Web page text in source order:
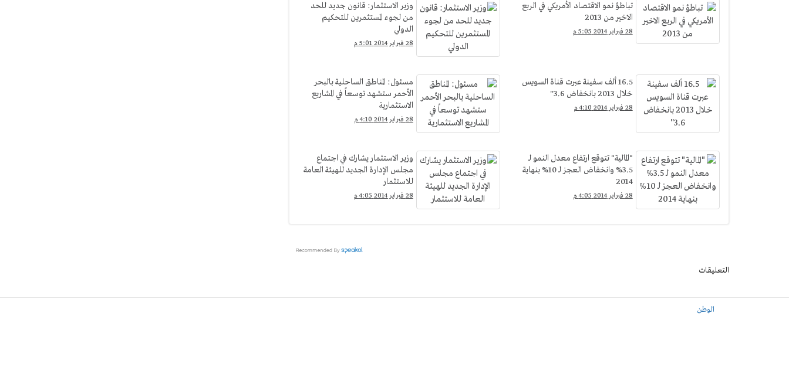
تباطؤ نمو الاقتصاد الأمريكي في الربع
الاخير من 2013
28 فبراير 2014 5:05 م
وزير الاستثمار: قانون جديد للحد
من لجوء المستثمرين للتحكيم
الدولي
28 فبراير 2014 5:01 م
16.5 ألف سفينة عبرت قناة السويس
خلال 2013 بانخفاض 3.6''
28 فبراير 2014 4:10 م
مسئول: المناطق الساحلية بالبحر
الأحمر ستشهد توسعاً في المشاريع
الاستثمارية
28 فبراير 2014 4:10 م
"المالية" تتوقع ارتفاع معدل النمو لـ
3.5% وانخفاض العجز لـ 10% بنهاية
2014
28 فبراير 2014 4:05 م
وزير الاستثمار يشارك في اجتماع
مجلس الإدارة الجديد للهيئة العامة
للاستثمار
28 فبراير 2014 4:05 م
التعليقات
الوطن